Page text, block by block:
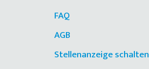
FAQ
AGB
Stellenanzeige schalten